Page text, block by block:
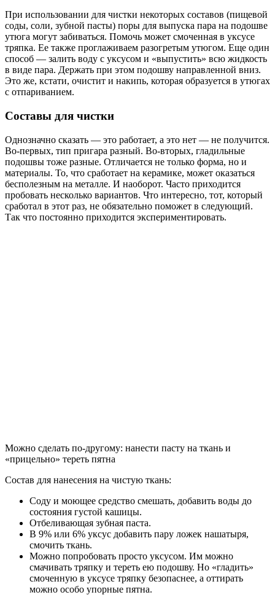
При использовании для чистки некоторых составов (пищевой
соды, соли, зубной пасты) поры для выпуска пара на подошве
утюга могут забиваться. Помочь может смоченная в уксусе
тряпка. Ее также проглаживаем разогретым утюгом. Еще один
способ — залить воду с уксусом и «выпустить» всю жидкость
в виде пара. Держать при этом подошву направленной вниз.
Это же, кстати, очистит и накипь, которая образуется в утюгах
с отпариванием.
Составы для чистки
Однозначно сказать — это работает, а это нет — не получится.
Во-первых, тип пригара разный. Во-вторых, гладильные
подошвы тоже разные. Отличается не только форма, но и
материалы. То, что сработает на керамике, может оказаться
бесполезным на металле. И наоборот. Часто приходится
пробовать несколько вариантов. Что интересно, тот, который
сработал в этот раз, не обязательно поможет в следующий.
Так что постоянно приходится экспериментировать.
Можно сделать по-другому: нанести пасту на ткань и
«прицельно» тереть пятна
Состав для нанесения на чистую ткань:
Соду и моющее средство смешать, добавить воды до
состояния густой кашицы.
Отбеливающая зубная паста.
В 9% или 6% уксус добавить пару ложек нашатыря,
смочить ткань.
Можно попробовать просто уксусом. Им можно
смачивать тряпку и тереть ею подошву. Но «гладить»
смоченную в уксусе тряпку безопаснее, а оттирать
можно особо упорные пятна.